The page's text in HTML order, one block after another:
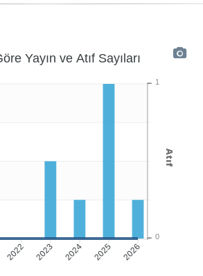
2022 2023 2024 2025 2026
Yayın ve Atıf Sayıları
1
0
Atıf